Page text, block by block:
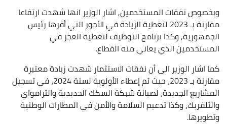
وبخصوص نفقات المستخدمين, اشار الوزير انها شهدت ارتفاعا
مقارنة بـ 2023 لتغطية الزيادة في الأجور التي أقرها رئيس
الجمهورية, وكذا برنامج التوظيف لتغطية العجز في
المستخدمين الذي يعاني منه القطاع.
كما اشار الوزير الى أن نفقات الاستثمار شهدت زيادة معتبرة
مقارنة بـ 2023، حيث تم إعطاء الأولوية لسنة 2024، في تسجيل
المشاريع الجديدة، لصيانة شبكة السكك الحديدية والترامواي
والتلفريك، وكذا تدعيم السلامة والأمن في المطارات الوطنية
وتطويرها.